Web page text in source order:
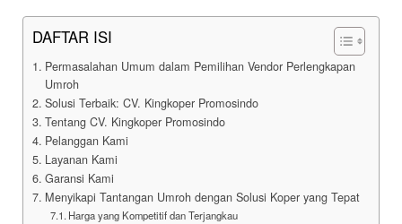
DAFTAR ISI
Permasalahan Umum dalam Pemilihan Vendor Perlengkapan
Umroh
Solusi Terbaik: CV. Kingkoper Promosindo
Tentang CV. Kingkoper Promosindo
Pelanggan Kami
Layanan Kami
Garansi Kami
Menyikapi Tantangan Umroh dengan Solusi Koper yang Tepat
Harga yang Kompetitif dan Terjangkau